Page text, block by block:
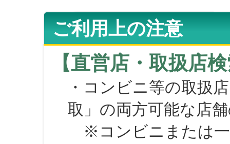
ご利用上の注意
【直営店・取扱店
・コンビニ等の取扱
取」の両方可能な店
※コンビニまたは一